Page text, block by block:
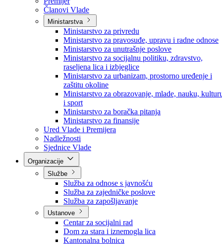
Vlada
Vlada BPK Goražde
Premijer
Članovi Vlade
Ministarstva
Ministarstvo za privredu
Ministarstvo za pravosuđe, upravu i radne odnose
Ministarstvo za unutrašnje poslove
Ministarstvo za socijalnu politiku, zdravstvo,
raseljena lica i izbjeglice
Ministarstvo za urbanizam, prostorno uređenje i
zaštitu okoline
Ministarstvo za obrazovanje, mlade, nauku,
i sport
Ministarstvo za boračka pitanja
Ministarstvo za finansije
Ured Vlade i Premijera
Nadležnosti
Sjednice Vlade
Službe
Služba za odnose s javnošću
Služba za zajedničke poslove
Služba za zapošljavanje
Ustanove